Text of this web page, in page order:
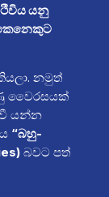
යනු
නමුත්
වෛරසයක්
වී යන්න
“බහු-
බවට පත්